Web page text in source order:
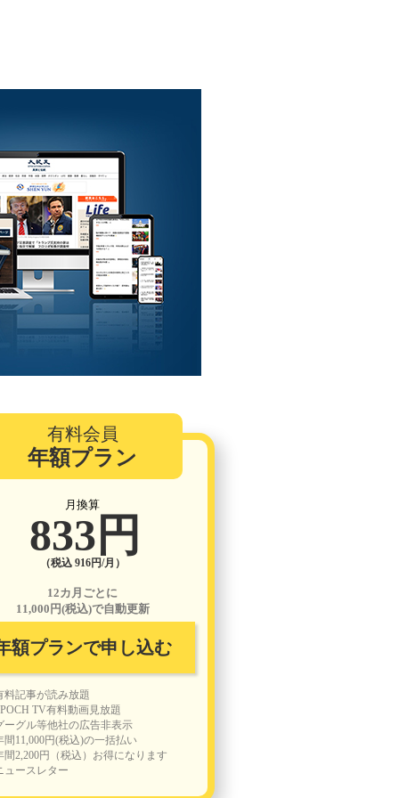
有料会員
年額プラン
月換算
833円
（税込 916円/月）
12カ月ごとに
11,000円(税込)で自動更新
額プランで申し込む
料記事が読み放題
TV有料動画見放題
ーグル等他社の広告非表示
間11,000円(税込)の一括払い
間2,200円（税込）お得になります
ュースレター